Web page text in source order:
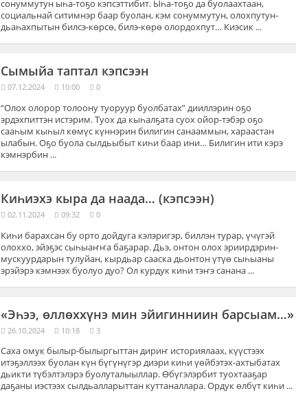
сонуммутун ыһа-тоҕо кэпсэттибит. Ыһа-тоҕо да буолаахтаан,
социальнай ситимнэр баар буолан, кэм сонуммутун, олохпутун-
дьаһахпытын билсэ-көрсө, билэ-көрө олордохпут… Киэсик ...
Сымыйа таптал кэпсээн
07.12.2024 10:00 0
“Олох олорор толоону туоруур буолбатах” дииллэрин оҕо
эрдэхпиттэн истэрим. Туох да кыһалҕата суох ойор-тэбэр оҕо
сааһым кыһыл көмүс күннэрин билигин санааммын, хараастан
ылабын. Оҕо буола сылдьыбыт киһи баар ини… Билигин ити кэрэ
кэмнэрбин ...
Киһиэхэ кыра да наада… (кэпсээн)
02.11.2024 09:32 0
Киһи барахсан бу орто дойдуга кэлэригэр, биллэн турар, үчүгэй
олоххо, эйэҕэс сыһыаҥҥа баҕарар. Дьэ, онтон олох эриирдэрин-
мускуурдарын тулуйан, кырдьар сааска дьонтон үтүө сыһыаны
эрэйэрэ кэмнээх буолуо дуо? Ол курдук киһи тэҥэ санана ...
«Эһээ, өллөххүнэ мин эйигинниин барсыам…»
26.10.2024 10:18 3
Саха омук былыр-былыргыттан дириҥ историялаах, күүстээх
итэҕэллээх буолан күн бүгүнүгэр диэри киһи үөйбэтэх-ахтыбатах
дьикти түбэлтэлэрэ буолуталыыллар. Өбүгэлэрбит туохтааҕар
даҕаны иэстээх сылдьалларыттан куттаналлара. Ордук өлбүт киһи ...